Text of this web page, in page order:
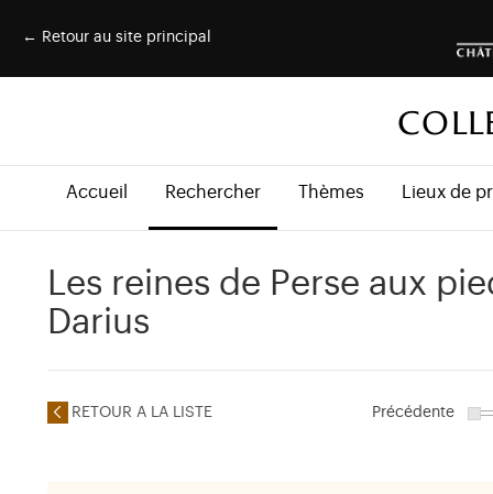
← Retour au site principal
Accueil Rechercher Thèmes Lieux de
Les reines de Perse aux
Darius
RETOUR A LA LISTE Précédente